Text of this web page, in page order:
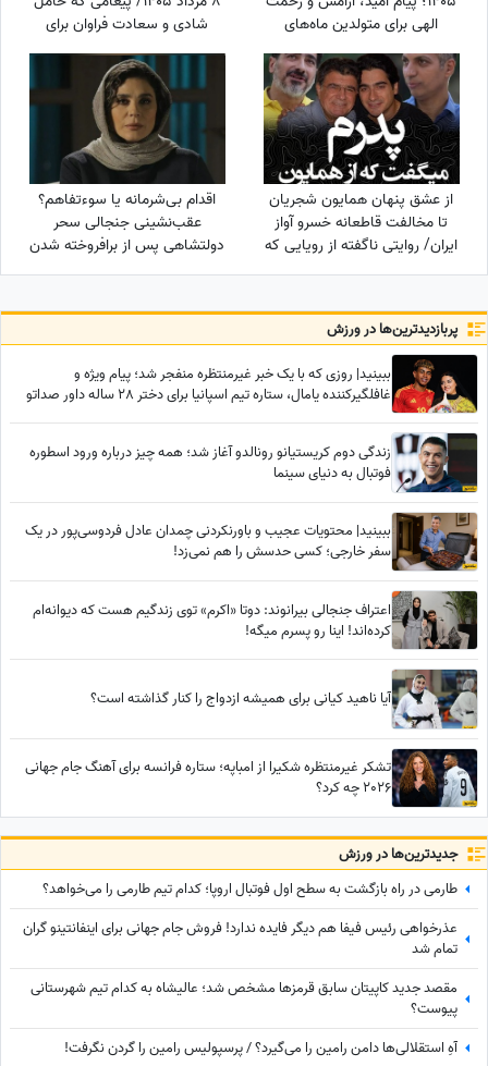
الهی برای متولدین ماه‌های
مختلف
شادی و سعادت فراوان برای
شماست ، به شما خواهد رسید
از عشق پنهان همایون شجریان
تا مخالفت قاطعانه خسرو آواز
ایران/ روایتی ناگفته از رویایی که
در سایه موسیقی ماند!
اقدام بی‌شرمانه یا سوءتفاهم؟
عقب‌نشینی جنجالی سحر
دولتشاهی پس از برافروخته شدن
غضب عمومی در پی استوری
پربازدید‌ترین‌ها در ورزش
ببینید| روزی که با یک خبر غیرمنتظره منفجر شد؛ پیام ویژه و
غافلگیرکننده یامال، ستاره تیم اسپانیا برای دختر 28 ساله داور صداتو
زندگی دوم کریستیانو رونالدو آغاز شد؛ همه چیز درباره ورود اسطوره
فوتبال به دنیای سینما
ببینید| محتویات عجیب و باورنکردنی چمدان عادل فردوسی‌پور در یک
سفر خارجی؛ کسی حدسش را هم نمی‌زد!
اعتراف جنجالی بیرانوند: دوتا «اکرم» توی زندگیم هست که دیوانه‌ام
کرده‌اند! اینا رو پسرم میگه!
آیا ناهید کیانی برای همیشه ازدواج را کنار گذاشته است؟
تشکر غیرمنتظره شکیرا از امباپه؛ ستاره فرانسه برای آهنگ جام جهانی
2026 چه کرد؟
جدید‌ترین‌ها در ورزش
طارمی در راه بازگشت به سطح اول فوتبال اروپا؛ کدام تیم طارمی را می‌خواهد؟
عذرخواهی رئیس فیفا هم دیگر فایده ندارد! فروش جام جهانی برای اینفانتینو گران
تمام شد
مقصد جدید کاپیتان سابق قرمزها مشخص شد؛ عالیشاه به کدام تیم شهرستانی
پیوست؟
آهِ استقلالی‌ها دامن رامین را می‌گیرد؟ / پرسپولیس رامین را گردن نگرفت!